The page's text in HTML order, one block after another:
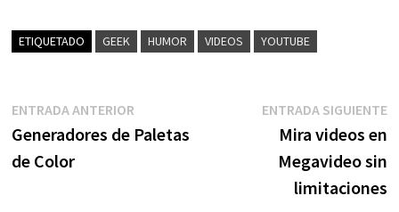
ETIQUETADO GEEK HUMOR VIDEOS YOUTUBE
Navegación
de
ENTRADA ANTERIOREntrada
anterior:
Generadores de Paletas
de Color
ENTRADA SIGUIENTE
Mira videos en
Megavideo sin
limitaciones